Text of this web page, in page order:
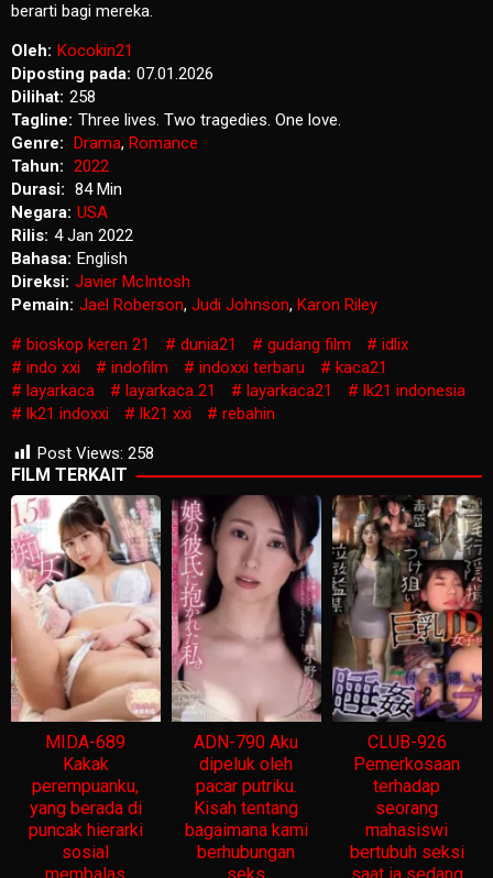
berarti bagi mereka.
Oleh: Kocokin21
Diposting pada: 07.01.2026
Dilihat: 258
Tagline: Three lives. Two tragedies. One love.
Genre:
Drama, Romance
Tahun: 2022
Durasi: 84 Min
Negara: USA
Rilis: 4 Jan 2022
Bahasa: English
Direksi: Javier McIntosh
Pemain: Jael Roberson, Judi Johnson, Karon Riley
bioskop keren 21
dunia21 gudang film
idlix
indo xxi
indofilm indoxxi terbaru
kaca21
layarkaca
layarkaca 21 layarkaca21
lk21 indonesia
lk21 indoxxi
lk21 xxi
rebahin
Post Views: 258
FILM TERKAIT
MIDA-689
Kakak
perempuanku,
yang berada di
puncak hierarki
sosial
ADN-790 Aku
dipeluk oleh
pacar putriku.
Kisah tentang
bagaimana kami
berhubungan
CLUB-926
Pemerkosaan
terhadap
seorang
mahasiswi
bertubuh seksi